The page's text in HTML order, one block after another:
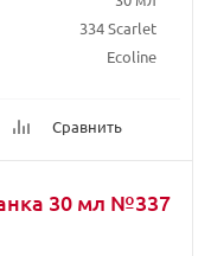
334 Scarlet
Ecoline
Сравнить
30 мл №337